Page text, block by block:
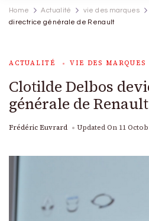
Home Actualité vie des marques
directrice générale de Renault
ACTUALITÉ VIE DES MARQUES
Clotilde Delbos
générale de Renault
Frédéric Euvrard Updated On 11